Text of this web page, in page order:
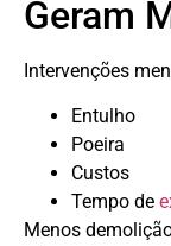
Geram
Intervenções
Entulho
Poeira
Custos
Tempo de
Menos